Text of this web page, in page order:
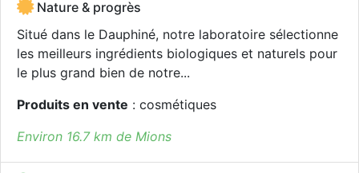
Nature & progrès
Situé dans le Dauphiné, notre laboratoire sélectionne
les meilleurs ingrédients biologiques et naturels pour
le plus grand bien de notre...
Produits en vente : cosmétiques
Environ 16.7 km de Mions